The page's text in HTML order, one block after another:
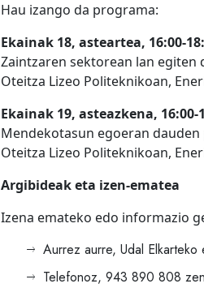
Hau izango da programa:
Ekainak 18, asteartea, 16:00-
Zaintzaren sektorean lan
Oteitza Lizeo Politeknikoan,
Ekainak 19, asteazkena, 16:00-
Mendekotasun egoeran
Oteitza Lizeo Politeknikoan,
Argibideak eta izen-ematea
Izena emateko edo informazio
Aurrez aurre, Udal
Telefonoz, 943 890 808